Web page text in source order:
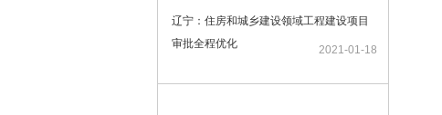
辽宁：住房和城乡建设领域工程建设项目
审批全程优化
2021-01-18